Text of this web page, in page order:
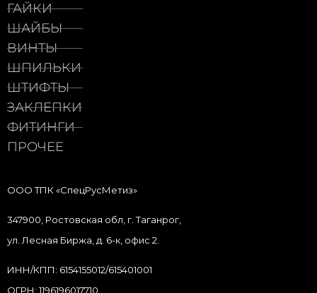
ГАЙКИ
ШАЙБЫ
ВИНТЫ
ШПИЛЬКИ
ШТИФТЫ
ЗАКЛЕПКИ
ФИТИНГИ
ПРОЧЕЕ
ООО ТПК «СпецРусМетиз»
347900, Ростовская обл, г. Таганрог,
ул. Лесная Биржа, д. 6-к, офис 2.
ИНН/КПП: 6154155012/615401001
ОГРН: 1196196017710